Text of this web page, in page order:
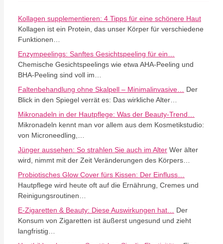
Kollagen supplementieren: 4 Tipps für eine schönere Haut
Kollagen ist ein Protein, das unser Körper für verschiedene
Funktionen…
Enzympeelings: Sanftes Gesichtspeeling für ein…
Chemische Gesichtspeelings wie etwa AHA-Peeling und
BHA-Peeling sind voll im…
Faltenbehandlung ohne Skalpell – Minimalinvasive… Der
Blick in den Spiegel verrät es: Das wirkliche Alter…
Mikronadeln in der Hautpflege: Was der Beauty-Trend…
Mikronadeln kennt man vor allem aus dem Kosmetikstudio:
von Microneedling,…
Jünger aussehen: So strahlen Sie auch im Alter Wer älter
wird, nimmt mit der Zeit Veränderungen des Körpers…
Probiotisches Glow Cover fürs Kissen: Der Einfluss…
Hautpflege wird heute oft auf die Ernährung, Cremes und
Reinigungsroutinen…
E-Zigaretten & Beauty: Diese Auswirkungen hat… Der
Konsum von Zigaretten ist äußerst ungesund und zieht
langfristig…